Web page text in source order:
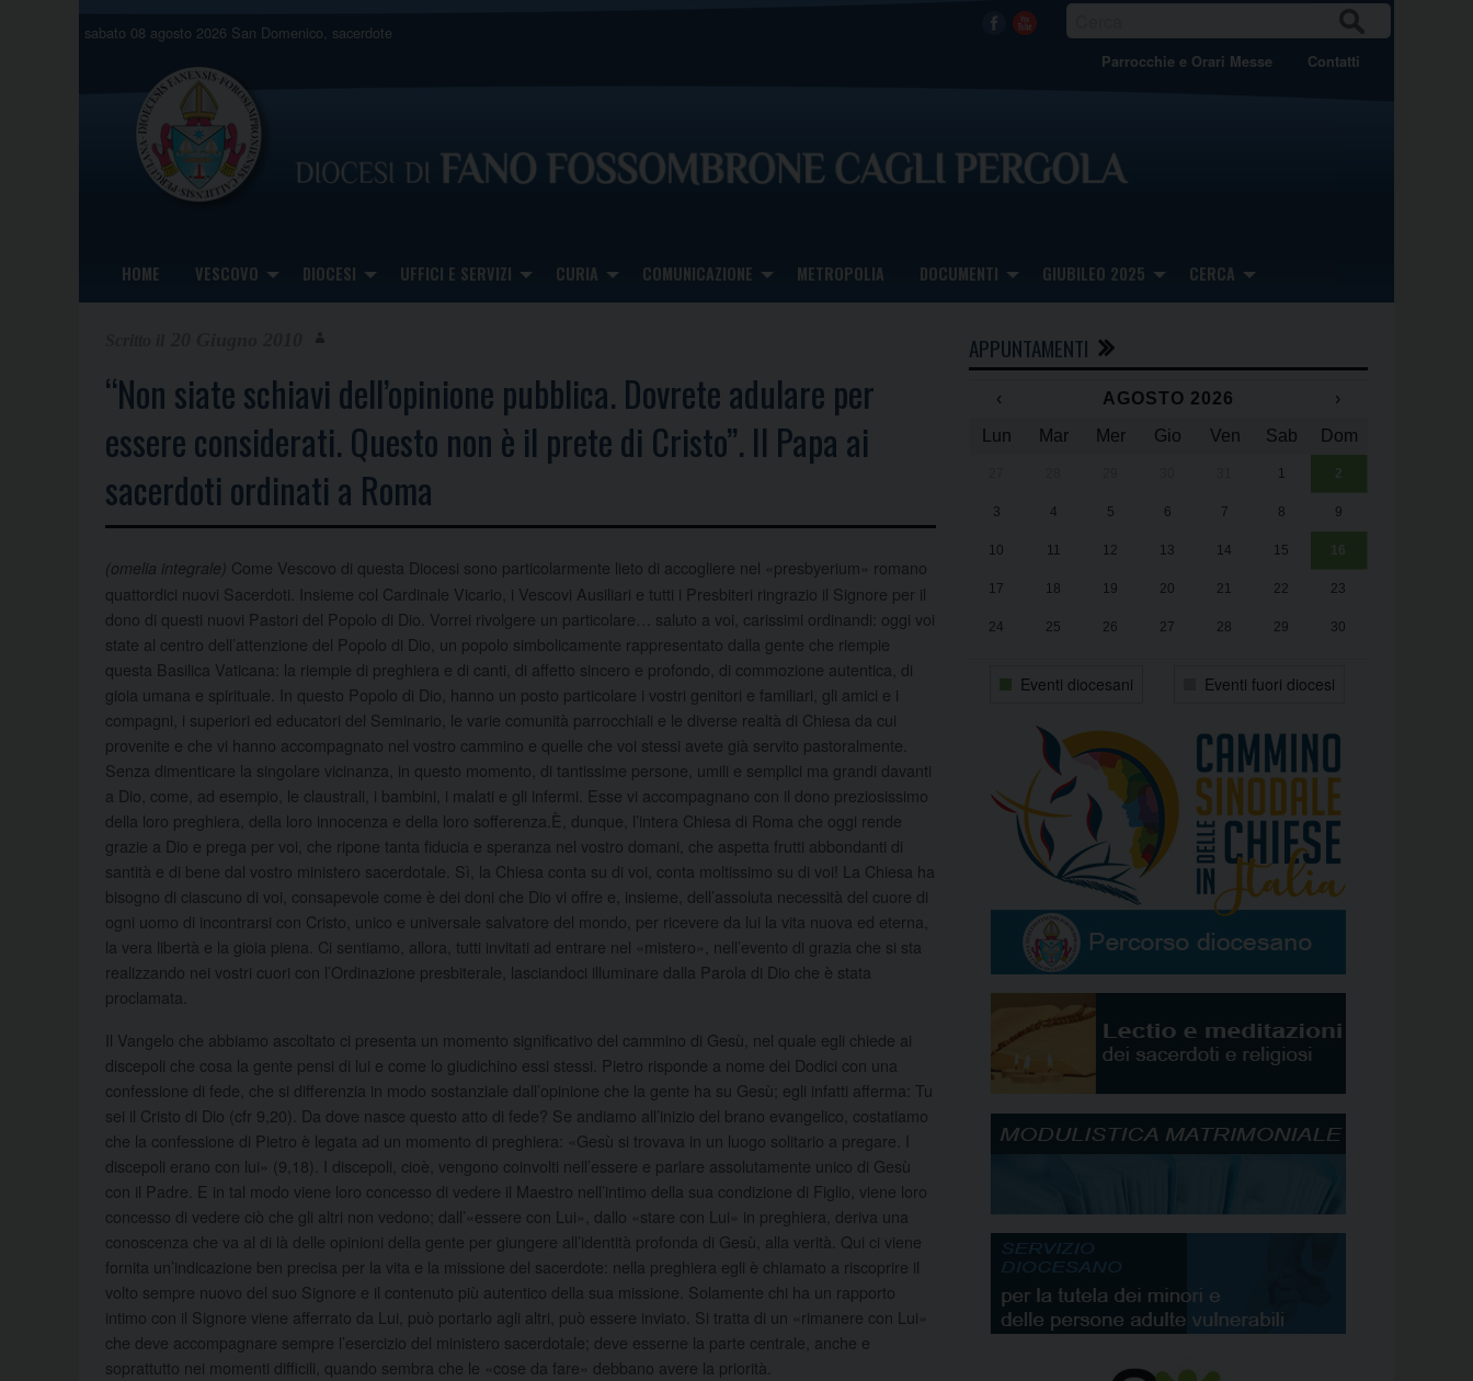
sabato 08 agosto 2026 San Domenico, sacerdote Facebook
Youtube CA
Parrocchie e Orari Messe Contatti
HOME VESCOVO DIOCESI UFFICI E SERVIZI CURIA COMUNICAZIONE METROPOLIA DOCUMENTI GIUBILEO 2025 CERCA
“Non siate schiavi dell’opinione pubblica. Dovrete adulare per
essere considerati. Questo non è il prete di Cristo”. Il Papa ai
sacerdoti ordinati a Roma
(omelia integrale) Come Vescovo di questa Diocesi sono particolarmente lieto di accogliere nel «presbyerium» romano
quattordici nuovi Sacerdoti. Insieme col Cardinale Vicario, i Vescovi Ausiliari e tutti i Presbiteri ringrazio il Signore per il
dono di questi nuovi Pastori del Popolo di Dio. Vorrei rivolgere un particolare…
saluto a voi, carissimi ordinandi: oggi voi
state al centro dell’attenzione del Popolo di Dio, un popolo simbolicamente rappresentato dalla gente che riempie
questa Basilica Vaticana: la riempie di preghiera e di canti, di affetto sincero e profondo, di commozione autentica, di
gioia umana e spirituale. In questo Popolo di Dio, hanno un posto particolare i vostri genitori e familiari, gli amici e i
compagni, i superiori ed educatori del Seminario, le varie comunità parrocchiali e le diverse realtà di Chiesa da cui
provenite e che vi hanno accompagnato nel vostro cammino e quelle che voi stessi avete già servito pastoralmente.
Senza dimenticare la singolare vicinanza, in questo momento, di tantissime persone, umili e semplici ma grandi davanti
a Dio, come, ad esempio, le claustrali, i bambini, i malati e gli infermi. Esse vi accompagnano con il dono preziosissimo
della loro preghiera, della loro innocenza e della loro sofferenza.È, dunque, l’intera Chiesa di Roma che oggi rende
grazie a Dio e prega per voi, che ripone tanta fiducia e speranza nel vostro domani, che aspetta frutti abbondanti di
santità e di bene dal vostro ministero sacerdotale. Sì, la Chiesa conta su di voi, conta moltissimo su di voi! La Chiesa ha
bisogno di ciascuno di voi, consapevole come è dei doni che Dio vi offre e, insieme, dell’assoluta necessità del cuore di
ogni uomo di incontrarsi con Cristo, unico e universale salvatore del mondo, per ricevere da lui la vita nuova ed eterna,
la vera libertà e la gioia piena. Ci sentiamo, allora, tutti invitati ad entrare nel «mistero», nell’evento di grazia che si sta
realizzando nei vostri cuori con l’Ordinazione presbiterale, lasciandoci illuminare dalla Parola di Dio che è stata
proclamata.
Il Vangelo che abbiamo ascoltato ci presenta un momento significativo del cammino di Gesù, nel quale egli chiede ai
discepoli che cosa la gente pensi di lui e come lo giudichino essi stessi. Pietro risponde a nome dei Dodici con una
confessione di fede, che si differenzia in modo sostanziale dall’opinione che la gente ha su Gesù; egli infatti afferma: Tu
sei il Cristo di Dio (cfr 9,20). Da dove nasce questo atto di fede? Se andiamo all’inizio del brano evangelico, costatiamo
che la confessione di Pietro è legata ad un momento di preghiera: «Gesù si trovava in un luogo solitario a pregare. I
discepoli erano con lui» (9,18). I discepoli, cioè, vengono coinvolti nell’essere e parlare assolutamente unico di Gesù
con il Padre. E in tal modo viene loro concesso di vedere il Maestro nell’intimo della sua condizione di Figlio, viene loro
concesso di vedere ciò che gli altri non vedono; dall’«essere con Lui», dallo «stare con Lui» in preghiera, deriva una
conoscenza che va al di là delle opinioni della gente per giungere all’identità profonda di Gesù, alla verità. Qui ci viene
fornita un’indicazione ben precisa per la vita e la missione del sacerdote: nella preghiera egli è chiamato a riscoprire il
volto sempre nuovo del suo Signore e il contenuto più autentico della sua missione. Solamente chi ha un rapporto
intimo con il Signore viene afferrato da Lui, può portarlo agli altri, può essere inviato. Si tratta di un «rimanere con Lui»
che deve accompagnare sempre l’esercizio del ministero sacerdotale; deve esserne la parte centrale, anche e
soprattutto nei momenti difficili, quando sembra che le «cose da fare» debbano avere la priorità.
APPUNTAMENTI
‹ AGOSTO 2026
›
Lun
Mar Mer Gio Ven Sab Dom
1 2
3 4 5 6 7 8 9
10 11 12 13 14 15 16
17 18 19 20 21 22 23
24 25 26 27 28 29 30
Eventi diocesani Eventi fuori diocesi